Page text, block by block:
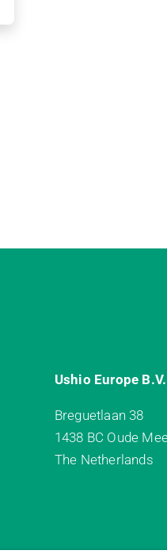
Ushio Europe B.V.
Breguetlaan 38
1438 BC Oude
The Netherlands